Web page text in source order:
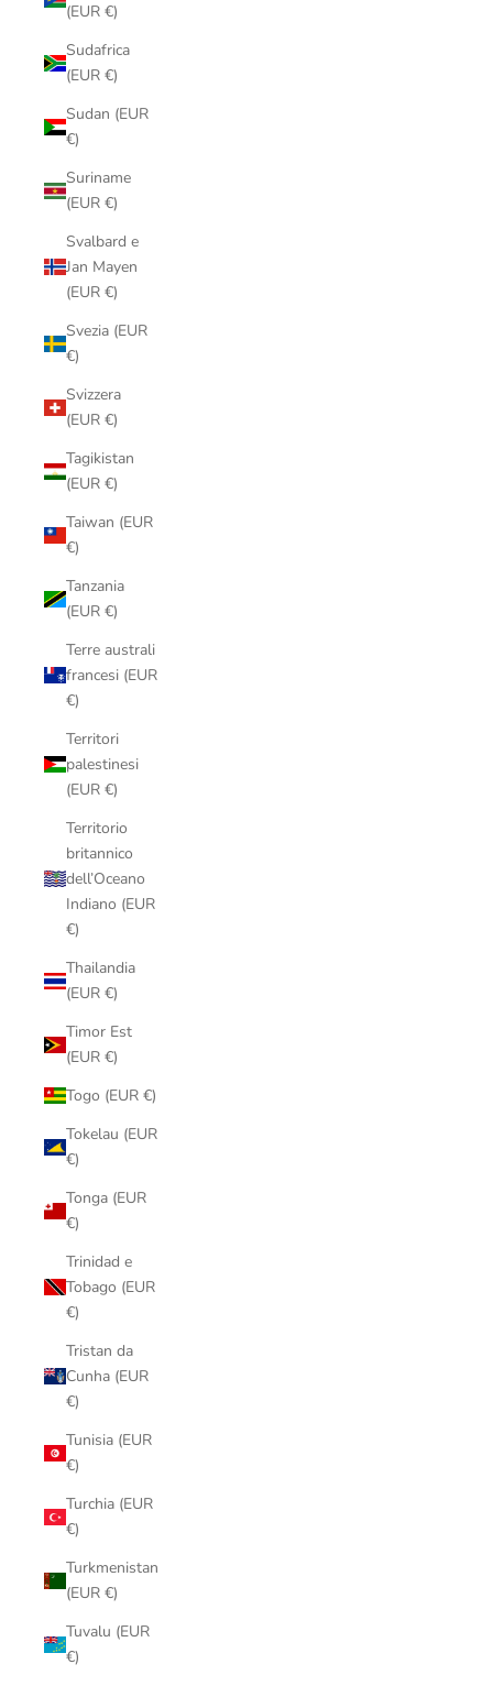
(EUR €)
Sudafrica
(EUR €)
Sudan (EUR
€)
Suriname
(EUR €)
Svalbard e
Jan Mayen
(EUR €)
Svezia (EUR
€)
Svizzera
(EUR €)
Tagikistan
(EUR €)
Taiwan (EUR
€)
Tanzania
(EUR €)
Terre australi
francesi (EUR
€)
Territori
palestinesi
(EUR €)
Territorio
britannico
dell’Oceano
Indiano (EUR
€)
Thailandia
(EUR €)
Timor Est
(EUR €)
Togo (EUR €)
Tokelau (EUR
€)
Tonga (EUR
€)
Trinidad e
Tobago (EUR
€)
Tristan da
Cunha (EUR
€)
Tunisia (EUR
€)
Turchia (EUR
€)
Turkmenistan
(EUR €)
Tuvalu (EUR
€)